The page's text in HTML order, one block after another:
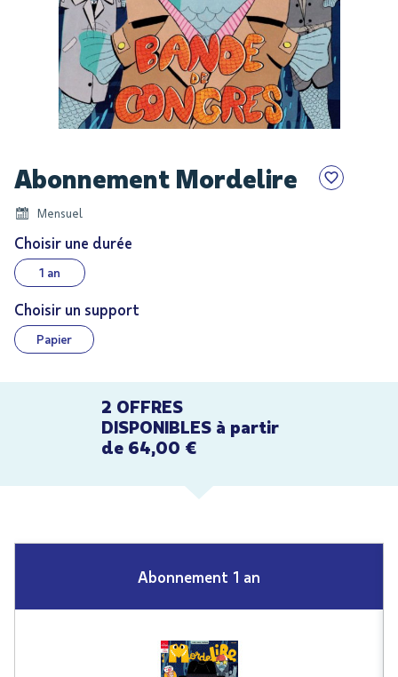
to
beginning
of
the
images
gallery
Abonnement Mordelire
Mensuel
Choisir une durée
1 an
Choisir un support
Papier
2 OFFRES
DISPONIBLES à partir
de 64,00 €
Abonnement 1 an